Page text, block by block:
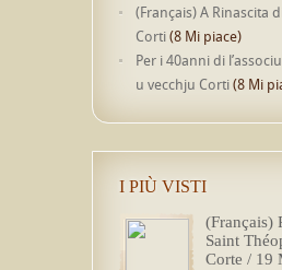
(Français) A Rinascita
Corti(8 Mi piace)
Per i 40anni di
u vecchju Corti(8 Mi
I PIÙ VISTI
(Français)
Saint
Corte / 19